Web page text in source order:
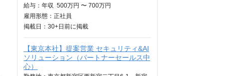
給与： 年収 500万円 〜 700万円
雇用形態：正社員
掲載日： 30+日 前に掲載
【東京本社】提案営業 セキュリティ&AI
ソリューション（パートナーセールス中
心）